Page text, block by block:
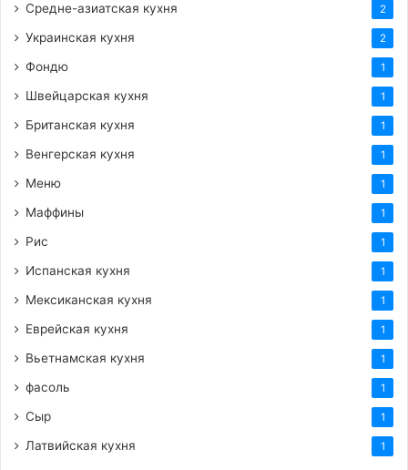
Средне-азиатская кухня 2
Украинская кухня 2
Фондю 1
Швейцарская кухня 1
Британская кухня 1
Венгерская кухня 1
Меню 1
Маффины 1
Рис 1
Испанская кухня 1
Мексиканская кухня 1
Еврейская кухня 1
Вьетнамская кухня 1
фасоль 1
Сыр 1
Латвийская кухня 1